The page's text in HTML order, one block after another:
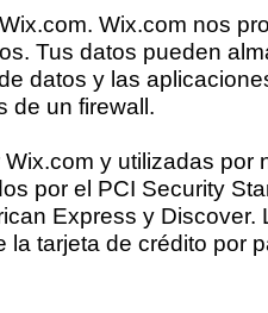
Wix.com nos
Tus datos pueden
datos y las
de un firewall.
y utilizadas
por el PCI Security
Express y
tarjeta de crédito por